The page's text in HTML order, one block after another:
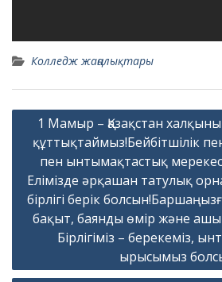
Колледж жаңалықтары
Навигация
записям
1 Мамыр – Қазақстан
құттықтаймыз!Бейбітшілік
пен ынтымақтастық
Елімізде әрқашан татулық
бірлігі берік
бақыт, баянды өмір және
Бірлігіміз – берекеміз,
ырысымыз